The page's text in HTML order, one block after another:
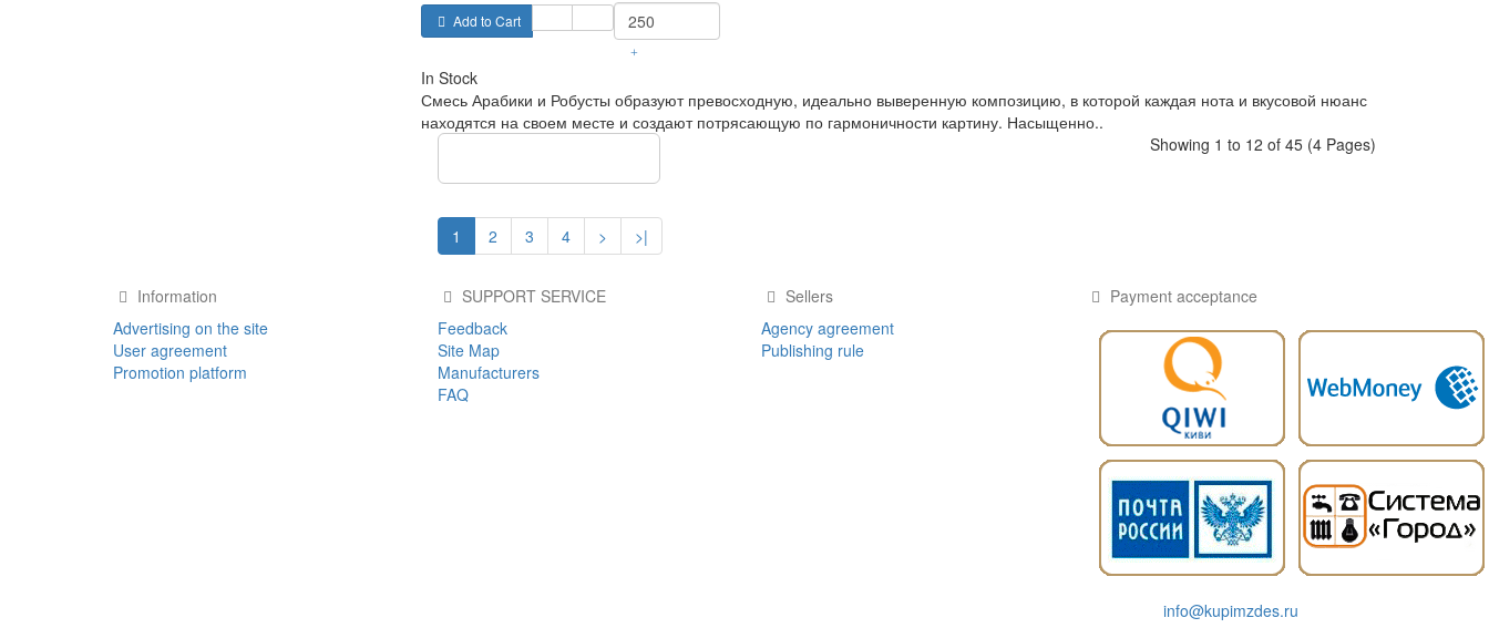
Add to Cart
+
In Stock
Смесь Арабики и Робусты образуют превосходную, идеально выверенную композицию, в которой каждая нота и вкусовой нюанс
находятся на своем месте и создают потрясающую по гармоничности картину. Насыщенно..
1 2 3 4 > >|
Showing 1 to 12 of 45 (4 Pages)
Information
Advertising on the site
User agreement
Promotion platform
SUPPORT SERVICE
Feedback
Site Map
Manufacturers
FAQ
Sellers
Agency agreement
Publishing rule
Payment acceptance
info@kupimzdes.ru